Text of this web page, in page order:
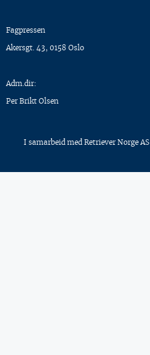
Fagpressen
Akersgt. 43, 0158 Oslo
Adm.dir:
Per Brikt Olsen
I samarbeid med Retriever Norge AS